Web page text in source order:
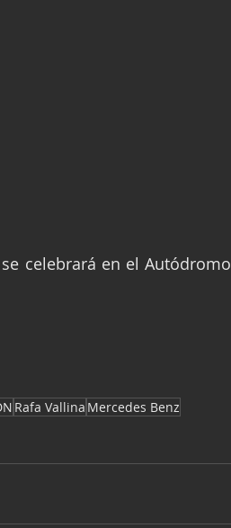
celebrará en el Autódromo
Rafa Vallina Mercedes Benz